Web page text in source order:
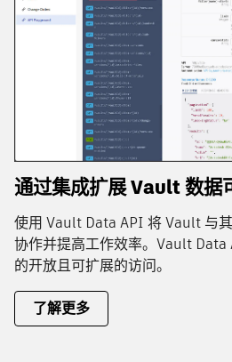
通过集成扩展 Vault 数据
使用 Vault Data API 将 Vault 与
协作并提高工作效率。Vault
的开放且可扩展的访问。
了解更多